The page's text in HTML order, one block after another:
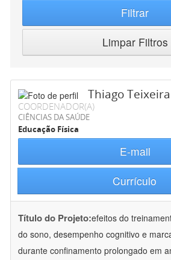
Filtrar
Limpar Filtros
Thiago
COORDENADOR(A)
CIÊNCIAS DA SAÚDE
Educação Física
E-mail
Currículo
Título do Projeto:efeitos do
do sono, desempenho cognitivo e
durante confinamento prolongado em